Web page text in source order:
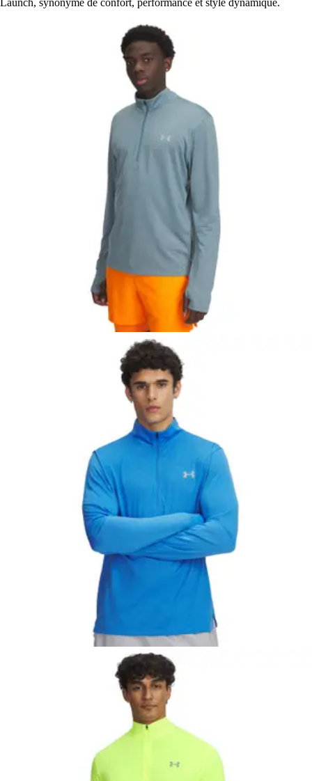
Launch, synonyme de confort, performance et style dynamique.